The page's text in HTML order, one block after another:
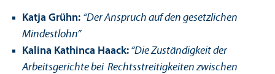
Katja Grühn: “Der Anspruch auf den gesetzlichen
Mindestlohn”
Kalina Kathinca Haack: “Die Zuständigkeit der
Arbeitsgerichte bei Rechtsstreitigkeiten zwischen